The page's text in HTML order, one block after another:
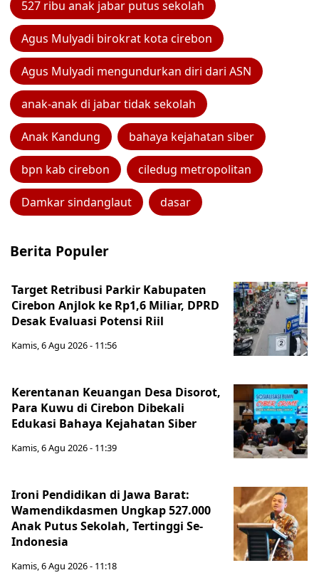
527 ribu anak jabar putus sekolah
Agus Mulyadi birokrat kota cirebon
Agus Mulyadi mengundurkan diri dari ASN
anak-anak di jabar tidak sekolah
Anak Kandung bahaya kejahatan siber
bpn kab cirebon ciledug metropolitan
Damkar sindanglaut dasar
Berita Populer
Target Retribusi Parkir Kabupaten
Cirebon Anjlok ke Rp1,6 Miliar, DPRD
Desak Evaluasi Potensi Riil
Kamis, 6 Agu 2026 - 11:56
Kerentanan Keuangan Desa Disorot,
Para Kuwu di Cirebon Dibekali
Edukasi Bahaya Kejahatan Siber
Kamis, 6 Agu 2026 - 11:39
Ironi Pendidikan di Jawa Barat:
Wamendikdasmen Ungkap 527.000
Anak Putus Sekolah, Tertinggi Se-
Indonesia
Kamis, 6 Agu 2026 - 11:18